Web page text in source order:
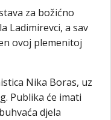
za božićno
Ladimirevci, a sav
ovoj plemenitoj
Nika Boras, uz
Publika će imati
djela